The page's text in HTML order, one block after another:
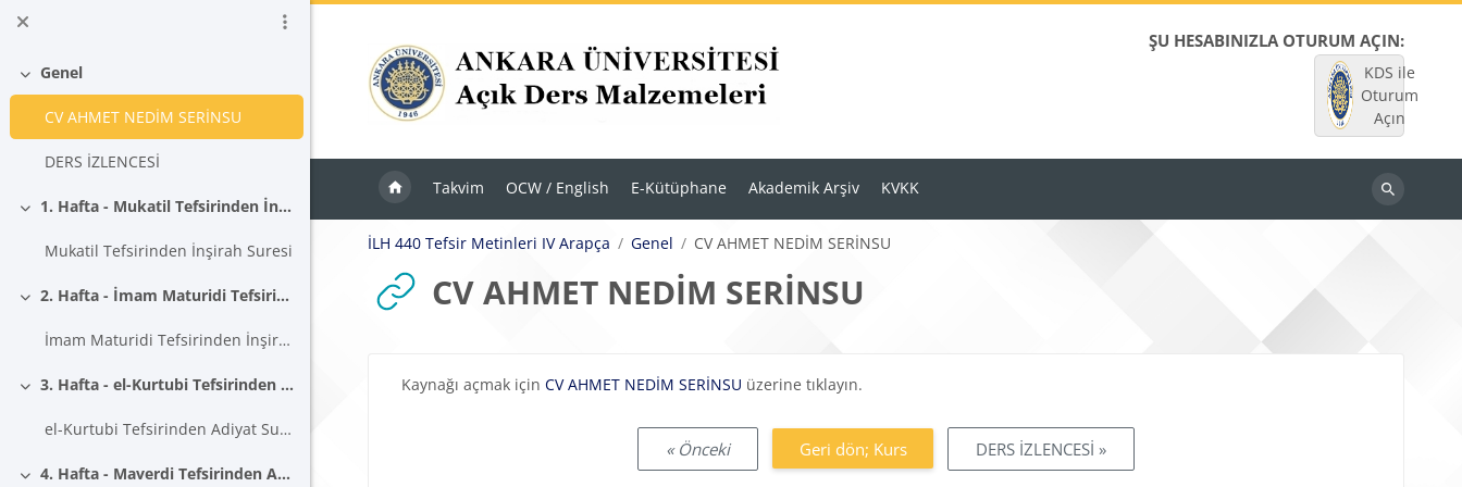
Ana içeriğe git
Daralt
Genel
CV AHMET NEDİM SERİNSU
DERS İZLENCESİ
Daralt
1. Hafta - Mukatil Tefsirinden İnşirah Suresi
Mukatil Tefsirinden İnşirah Suresi
Daralt
2. Hafta - İmam Maturidi Tefsirinden İnşirah Suresi
İmam Maturidi Tefsirinden İnşirah Suresi
Daralt
3. Hafta - el-Kurtubi Tefsirinden Adiyat Suresi
el-Kurtubi Tefsirinden Adiyat Suresi
4. Hafta - Maverdi Tefsirinden Adiyat Suresi
ŞU HESABINIZLA OTURUM AÇIN:
KDS ile
Oturum
Açın
Takvim OCW / English E-Kütüphane Akademik Arşiv KVKK
Dersleri
İLH 440 Tefsir Metinleri IV Arapça Genel CV AHMET NEDİM SERİNSU
CV AHMET NEDİM SERİNSU
Tamamlama Gereklilikleri
Kaynağı açmak için CV AHMET NEDİM SERİNSU üzerine tıklayın.
« Önceki Geri dön; Kurs DERS İZLENCESİ »